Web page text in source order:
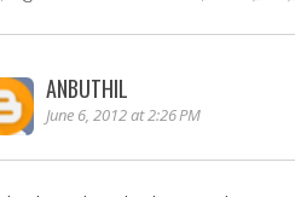
ANBUTHIL
June 6, 2012 at 2:26 PM